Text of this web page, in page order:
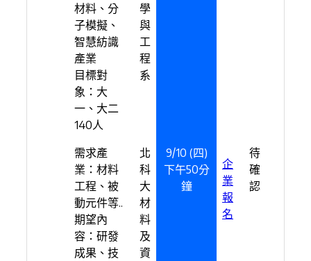
材料、分
子模擬、
智慧紡識
產業
目標對
象：大
一、大二
140人
學
與
工
程
系
需求產
業：材料
工程、被
動元件等..
期望內
容：研發
成果、技
北
科
大
材
料
及
資
9/10 (四)
下午50分
鐘
企
業
報
名
待
確
認